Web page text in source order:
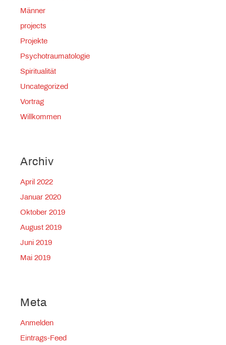
Männer
projects
Projekte
Psychotraumatologie
Spiritualität
Uncategorized
Vortrag
Willkommen
Archiv
April 2022
Januar 2020
Oktober 2019
August 2019
Juni 2019
Mai 2019
Meta
Anmelden
Eintrags-Feed